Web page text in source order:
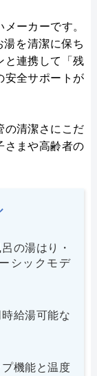
ーカーです。
を清潔に保ち
と連携して「残
安全サポートが
の清潔さにこだ
さまや高齢者の
の湯はり・
シックモデ
給湯可能な
機能と温度